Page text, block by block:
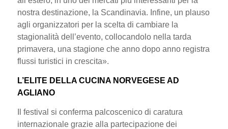
nostra destinazione, la Scandinavia. Infine, un plauso
agli organizzatori per la scelta di cambiare la
stagionalità dell’evento, collocandolo nella tarda
primavera, una stagione che anno dopo anno registra
flussi turistici in crescita».
L’ELITE DELLA CUCINA NORVEGESE AD
AGLIANO
Il festival si conferma palcoscenico di caratura
internazionale grazie alla partecipazione dei